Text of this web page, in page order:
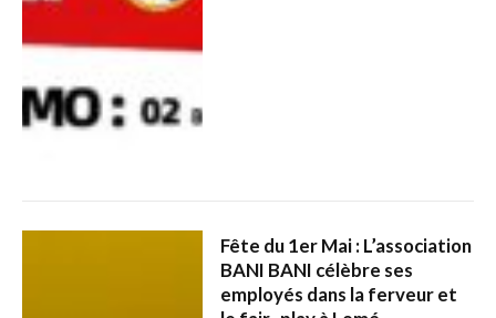
Fête du 1er Mai : L’association
BANI BANI célèbre ses
employés dans la ferveur et